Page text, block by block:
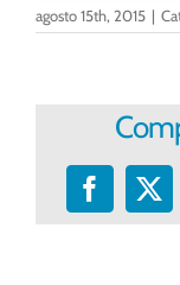
agosto 15th, 2015 |
Facebook
X